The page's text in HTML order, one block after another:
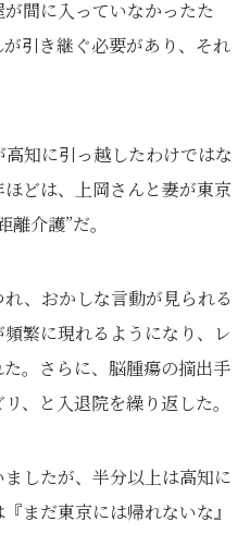
間に入っていなかったた
引き継ぐ必要があり、それ
知に引っ越したわけではな
どは、上岡さんと妻が東京
介護”だ。
、おかしな言動が見られる
繁に現れるようになり、レ
。さらに、脳腫瘍の摘出手
、と入退院を繰り返した。
ましたが、半分以上は高知に
まだ東京には帰れないな』